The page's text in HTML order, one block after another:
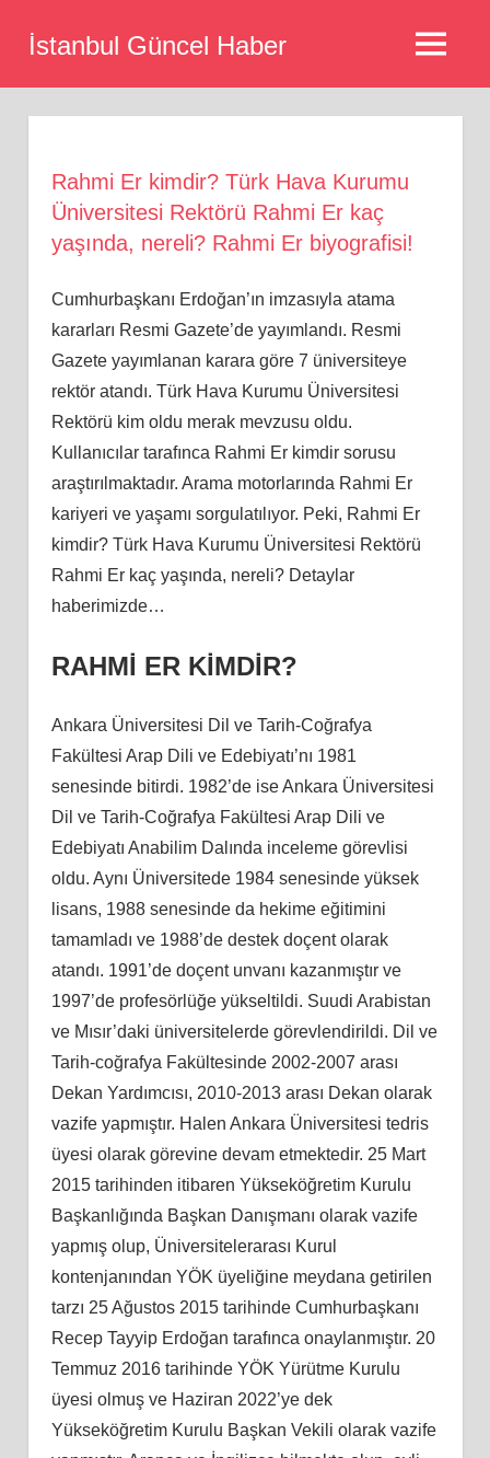
İstanbul Güncel Haber MENU
Rahmi Er kimdir? Türk Hava Kurumu
Üniversitesi Rektörü Rahmi Er kaç
yaşında, nereli? Rahmi Er biyografisi!
Cumhurbaşkanı Erdoğan’ın imzasıyla atama
kararları Resmi Gazete’de yayımlandı. Resmi
Gazete yayımlanan karara göre 7 üniversiteye
rektör atandı. Türk Hava Kurumu Üniversitesi
Rektörü kim oldu merak mevzusu oldu.
Kullanıcılar tarafınca Rahmi Er kimdir sorusu
araştırılmaktadır. Arama motorlarında Rahmi Er
kariyeri ve yaşamı sorgulatılıyor. Peki, Rahmi Er
kimdir? Türk Hava Kurumu Üniversitesi Rektörü
Rahmi Er kaç yaşında, nereli? Detaylar
haberimizde…
RAHMİ ER KİMDİR?
Ankara Üniversitesi Dil ve Tarih-Coğrafya
Fakültesi Arap Dili ve Edebiyatı’nı 1981
senesinde bitirdi. 1982’de ise Ankara Üniversitesi
Dil ve Tarih-Coğrafya Fakültesi Arap Dili ve
Edebiyatı Anabilim Dalında inceleme görevlisi
oldu. Aynı Üniversitede 1984 senesinde yüksek
lisans, 1988 senesinde da hekime eğitimini
tamamladı ve 1988’de destek doçent olarak
atandı. 1991’de doçent unvanı kazanmıştır ve
1997’de profesörlüğe yükseltildi. Suudi Arabistan
ve Mısır’daki üniversitelerde görevlendirildi. Dil ve
Tarih-coğrafya Fakültesinde 2002-2007 arası
Dekan Yardımcısı, 2010-2013 arası Dekan olarak
vazife yapmıştır. Halen Ankara Üniversitesi tedris
üyesi olarak görevine devam etmektedir. 25 Mart
2015 tarihinden itibaren Yükseköğretim Kurulu
Başkanlığında Başkan Danışmanı olarak vazife
yapmış olup, Üniversitelerarası Kurul
kontenjanından YÖK üyeliğine meydana getirilen
tarzı 25 Ağustos 2015 tarihinde Cumhurbaşkanı
Recep Tayyip Erdoğan tarafınca onaylanmıştır. 20
Temmuz 2016 tarihinde YÖK Yürütme Kurulu
üyesi olmuş ve Haziran 2022’ye dek
Yükseköğretim Kurulu Başkan Vekili olarak vazife